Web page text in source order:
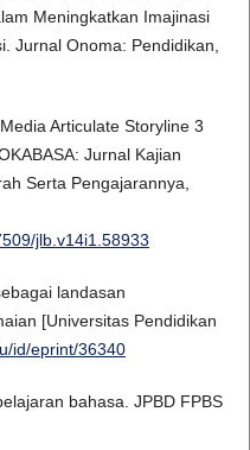
Meningkatkan Imajinasi
Jurnal Onoma: Pendidikan,
Articulate Storyline 3
Jurnal Kajian
Serta Pengajarannya,
jlb.v14i1.58933
landasan
[Universitas Pendidikan
id/eprint/36340
bahasa. JPBD FPBS